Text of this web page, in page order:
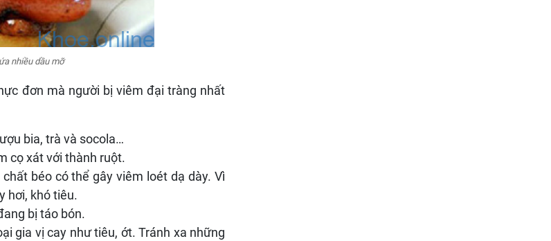
nhiều dầu mỡ
đơn mà người bị viêm đại tràng nhất
bia, trà và socola…
cọ xát với thành ruột.
béo có thể gây viêm loét dạ dày. Vì
hơi, khó tiêu.
bị táo bón.
gia vị cay như tiêu, ớt. Tránh xa những